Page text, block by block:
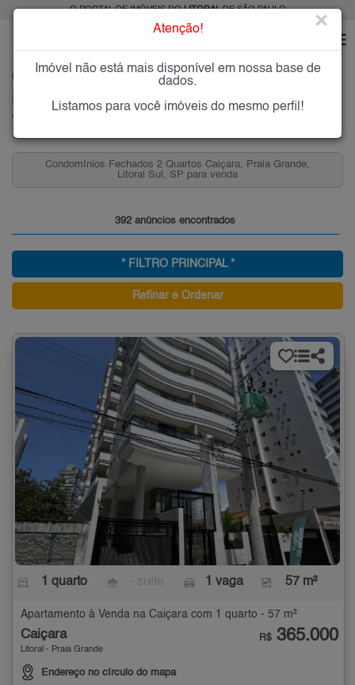
O PORTAL DE IMÓVEIS DOLITORALDE SÃO PAULO
PRAIA GRANDE
Imóveis à Venda na Caiçara, Praia Grande
Vila Caiçara - Praia Grande, Litoral
Condomínios Fechados 2 Quartos Caiçara, Praia Grande,
Litoral Sul, SP para venda
392 anúncios encontrados
* FILTRO PRINCIPAL *
Refinar e Ordenar
1 quarto 1 vaga 57 m²
Apartamento à Venda na Caiçara com 1 quarto - 57 m²
Caiçara
Litoral - Praia Grande
Endereço no círculo do mapa
R$ 365.000
Atenção! ×
Imóvel não está mais disponível em nossa base de
dados.
Listamos para você imóveis do mesmo perfil!